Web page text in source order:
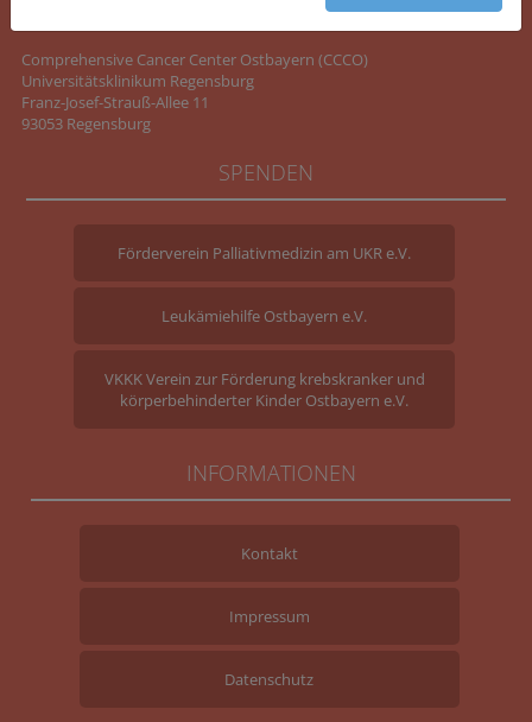
Comprehensive Cancer Center Ostbayern (CCCO)
Universitätsklinikum Regensburg
Franz-Josef-Strauß-Allee 11
93053 Regensburg
SPENDEN
Förderverein Palliativmedizin am UKR e.V.
Leukämiehilfe Ostbayern e.V.
VKKK Verein zur Förderung krebskranker und
körperbehinderter Kinder Ostbayern e.V.
INFORMATIONEN
Kontakt
Impressum
Datenschutz